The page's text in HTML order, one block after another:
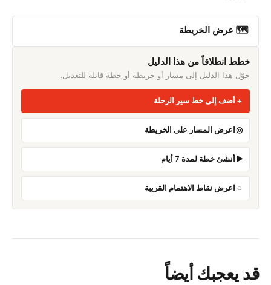
🗺 عرض الخريطة
خطط انطلاقاً من هذا الدليل
حوّل هذا الدليل إلى مسار أو خريطة أو خطة قابلة للتعديل.
أضف إلى خط سير الرحلة
اعرض المسار على الخريطة
أنشئ خطة لمدة 7 أيام
اعرض نقاط الاهتمام القريبة
قد يعجبك أيضاً